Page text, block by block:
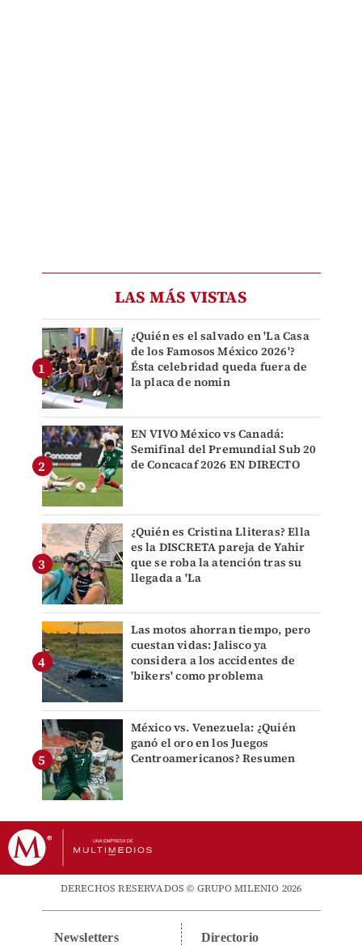
LAS MÁS VISTAS
¿Quién es el salvado en 'La Casa
de los Famosos México 2026'?
Ésta celebridad queda fuera de
la placa de nomin
EN VIVO México vs Canadá:
Semifinal del Premundial Sub 20
de Concacaf 2026 EN DIRECTO
¿Quién es Cristina Lliteras? Ella
es la DISCRETA pareja de Yahir
que se roba la atención tras su
llegada a 'La
Las motos ahorran tiempo, pero
cuestan vidas: Jalisco ya
considera a los accidentes de
'bikers' como problema
México vs. Venezuela: ¿Quién
ganó el oro en los Juegos
Centroamericanos? Resumen
DERECHOS RESERVADOS © GRUPO MILENIO 2026
Newsletters Directorio